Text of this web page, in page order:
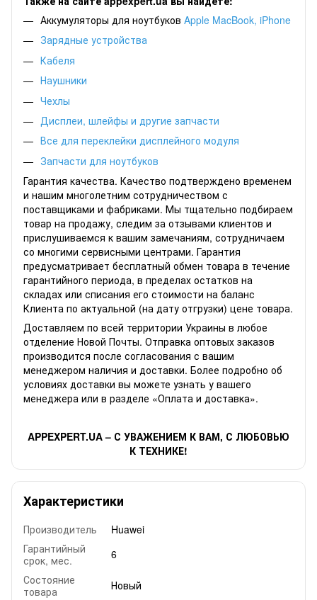
Аккумуляторы для ноутбуков Apple MacBook, iPhone
Зарядные устройства
Кабеля
Наушники
Чехлы
Дисплеи, шлейфы и другие запчасти
Все для переклейки дисплейного модуля
Запчасти для ноутбуков
Гарантия качества. Качество подтверждено временем
и нашим многолетним сотрудничеством с
поставщиками и фабриками. Мы тщательно подбираем
товар на продажу, следим за отзывами клиентов и
прислушиваемся к вашим замечаниям, сотрудничаем
со многими сервисными центрами. Гарантия
предусматривает бесплатный обмен товара в течение
гарантийного периода, в пределах остатков на
складах или списания его стоимости на баланс
Клиента по актуальной (на дату отгрузки) цене товара.
Доставляем по всей территории Украины в любое
отделение Новой Почты. Отправка оптовых заказов
производится после согласования с вашим
менеджером наличия и доставки. Более подробно об
условиях доставки вы можете узнать у вашего
менеджера или в разделе «Оплата и доставка».
APPEXPERT.UA – С УВАЖЕНИЕМ К ВАМ, С ЛЮБОВЬЮ
К ТЕХНИКЕ!
Характеристики
Производитель
Huawei
Гарантийный
срок, мес.
6
Состояние
товара
Новый